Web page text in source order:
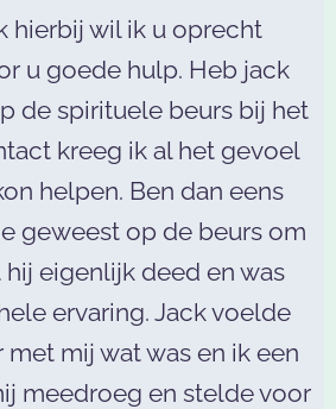
hierbij wil ik u oprecht
u goede hulp. Heb jack
de spirituele beurs bij het
kreeg ik al het gevoel
helpen. Ben dan eens
geweest op de beurs om
eigenlijk deed en was
ervaring. Jack voelde
mij wat was en ik een
meedroeg en stelde voor